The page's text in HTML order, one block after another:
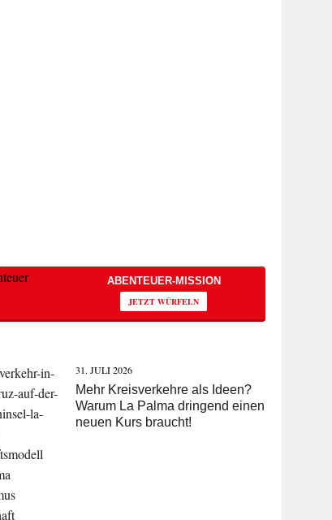
ABENTEUER-MISSION
JETZT WÜRFELN
31. JULI 2026
Mehr Kreisverkehre als Ideen?
Warum La Palma dringend einen
neuen Kurs braucht!